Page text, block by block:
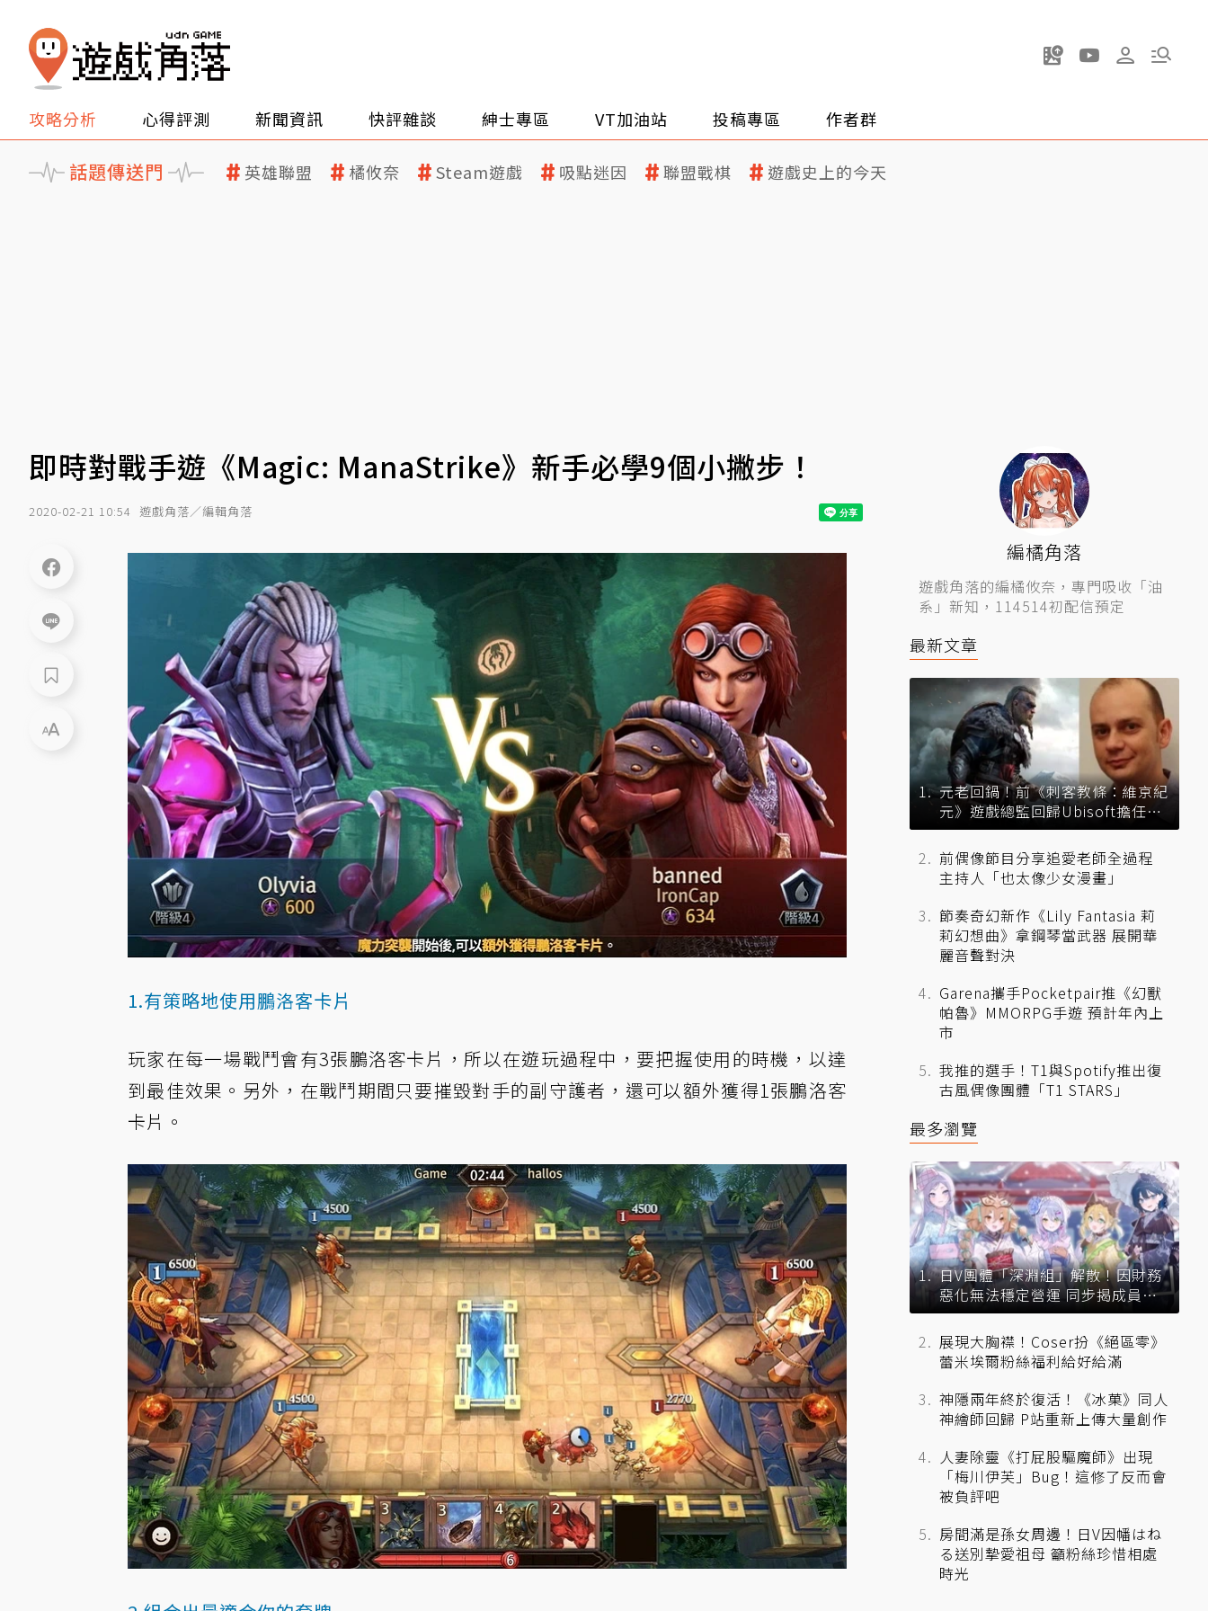
攻略分析 心得評測 新聞資訊 快評雜談 紳士專區 VT加油站 投稿專區 作者群
話題傳送門 英雄聯盟 橘攸奈 Steam遊戲 吸點迷因 聯盟戰棋 遊戲史上的今天
即時對戰手遊《Magic: ManaStrike》新手必學9個小撇步！
2020-02-21 10:54 遊戲角落／編輯角落
1.有策略地使用鵬洛客卡片
玩家在每一場戰鬥會有3張鵬洛客卡片，所以在遊玩過程中，要把握使用的時機，以達
到最佳效果。另外，在戰鬥期間只要摧毀對手的副守護者，還可以額外獲得1張鵬洛客
卡片。
編橘角落
遊戲角落的編橘攸奈，專門吸收「油
系」新知，114514初配信預定
最新文章
元老回鍋！前《刺客教條：維京紀
元》遊戲總監回歸Ubisoft擔任品
牌總監
前偶像節目分享追愛老師全過程
主持人「也太像少女漫畫」
節奏奇幻新作《Lily Fantasia 莉
莉幻想曲》拿鋼琴當武器 展開華
麗音聲對決
Garena攜手Pocketpair推《幻獸
帕魯》MMORPG手遊 預計年內上
市
我推的選手！T1與Spotify推出復
古風偶像團體「T1 STARS」
最多瀏覽
日V團體「深淵組」解散！因財務
惡化無法穩定營運 同步揭成員未
來去向
展現大胸襟！Coser扮《絕區零》
蕾米埃爾粉絲福利給好給滿
神隱兩年終於復活！《冰菓》同人
神繪師回歸 P站重新上傳大量創作
人妻除靈《打屁股驅魔師》出現
「梅川伊芙」Bug！這修了反而會
被負評吧
房間滿是孫女周邊！日V因幡はね
る送別摯愛祖母 籲粉絲珍惜相處
時光